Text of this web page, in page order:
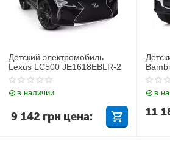
Детский электромобиль
Lexus LC500 JE1618EBLR-2
в наличии
9 142 грн цена:
Q7
в
11